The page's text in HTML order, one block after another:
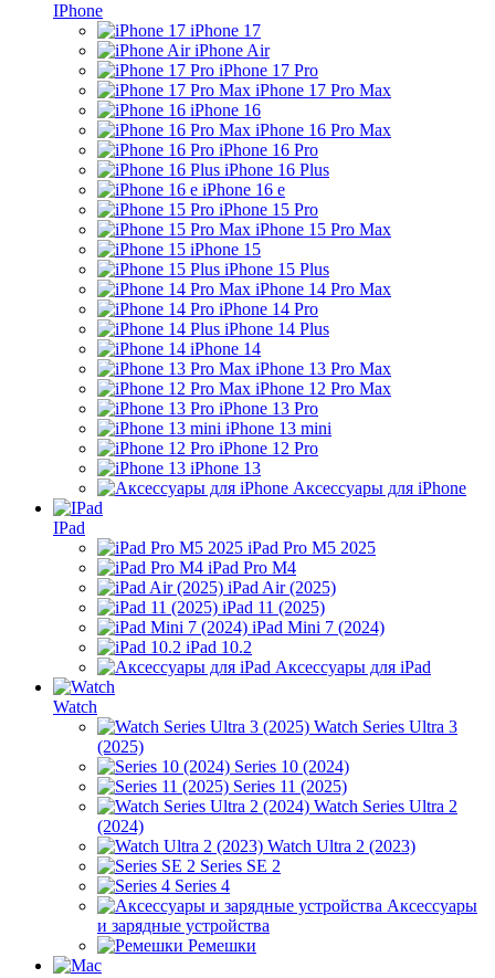
IPhone
iPhone 17
iPhone Air
iPhone 17 Pro
iPhone 17 Pro Max
iPhone 16
iPhone 16 Pro Max
iPhone 16 Pro
iPhone 16 Plus
iPhone 16 e
iPhone 15 Pro
iPhone 15 Pro Max
iPhone 15
iPhone 15 Plus
iPhone 14 Pro Max
iPhone 14 Pro
iPhone 14 Plus
iPhone 14
iPhone 13 Pro Max
iPhone 12 Pro Max
iPhone 13 Pro
iPhone 13 mini
iPhone 12 Pro
iPhone 13
Аксессуары для iPhone
IPad
iPad Pro M5 2025
iPad Pro M4
iPad Air (2025)
iPad 11 (2025)
iPad Mini 7 (2024)
iPad 10.2
Аксессуары для iPad
Watch
Watch Series Ultra 3
(2025)
Series 10 (2024)
Series 11 (2025)
Watch Series Ultra 2
(2024)
Watch Ultra 2 (2023)
Series SE 2
Series 4
Аксессуары
и зарядные устройства
Ремешки